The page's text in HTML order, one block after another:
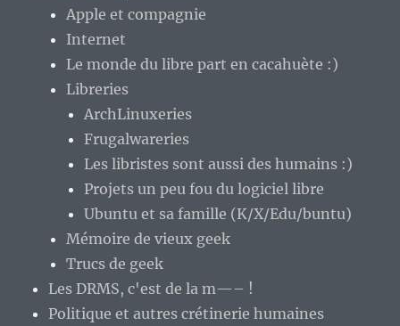
Apple et compagnie
Internet
Le monde du libre part en cacahuète :)
Libreries
ArchLinuxeries
Frugalwareries
Les libristes sont aussi des humains :)
Projets un peu fou du logiciel libre
Ubuntu et sa famille (K/X/Edu/buntu)
Mémoire de vieux geek
Trucs de geek
Les DRMS, c'est de la m—– !
Politique et autres crétinerie humaines